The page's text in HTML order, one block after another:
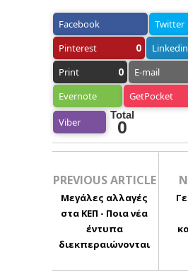
Facebook
Twitter
Pinterest
0 Linkedin
Print 0 E-mail
Evernote GetPocket
Viber
Total
0
PREVIOUS ARTICLE
Μεγάλες αλλαγές
στα ΚΕΠ - Ποια νέα
έντυπα
διεκπεραιώνονται